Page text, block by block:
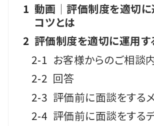
1 動画│評価制度を適切に
コツとは
2 評価制度を適切に運用す
2-1 お客様からのご相談
2-2 回答
2-3 評価前に面談をする
2-4 評価前に面談をする